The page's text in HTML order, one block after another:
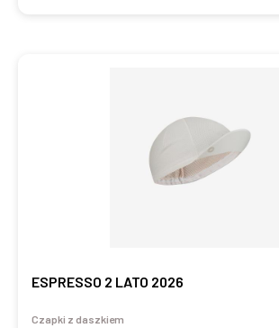
ESPRESSO 2 LATO 2026
Czapki z daszkiem